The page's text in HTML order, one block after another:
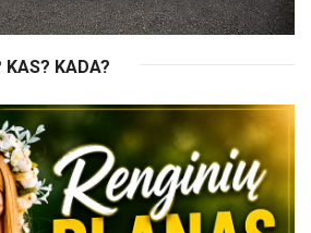
KAS? KADA?